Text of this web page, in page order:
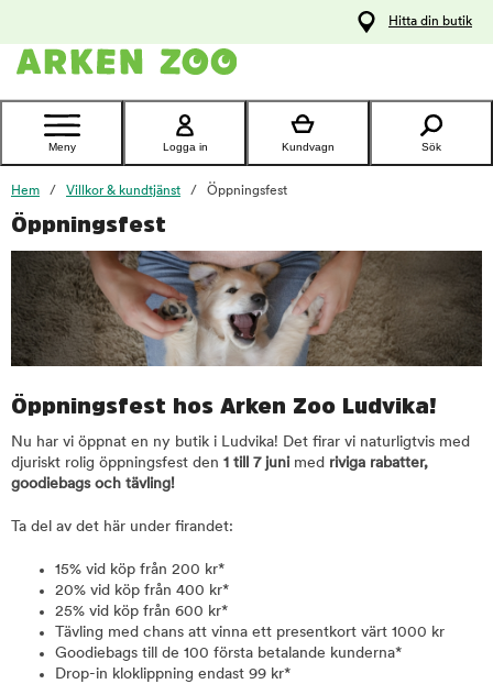
Kontakta
Hitta din butik
Meny Logga in Kundvagn Sök
Hem Villkor & kundtjänst Öppningsfest
Öppningsfest
Öppningsfest hos Arken Zoo Ludvika!
Nu har vi öppnat en ny butik i Ludvika! Det firar vi naturligtvis med
djuriskt rolig öppningsfest den 1 till 7 juni med riviga rabatter,
goodiebags och tävling!
Ta del av det här under firandet:
15% vid köp från 200 kr*
20% vid köp från 400 kr*
25% vid köp från 600 kr*
Tävling med chans att vinna ett presentkort värt 1000 kr
Goodiebags till de 100 första betalande kunderna*
Drop-in kloklippning endast 99 kr*